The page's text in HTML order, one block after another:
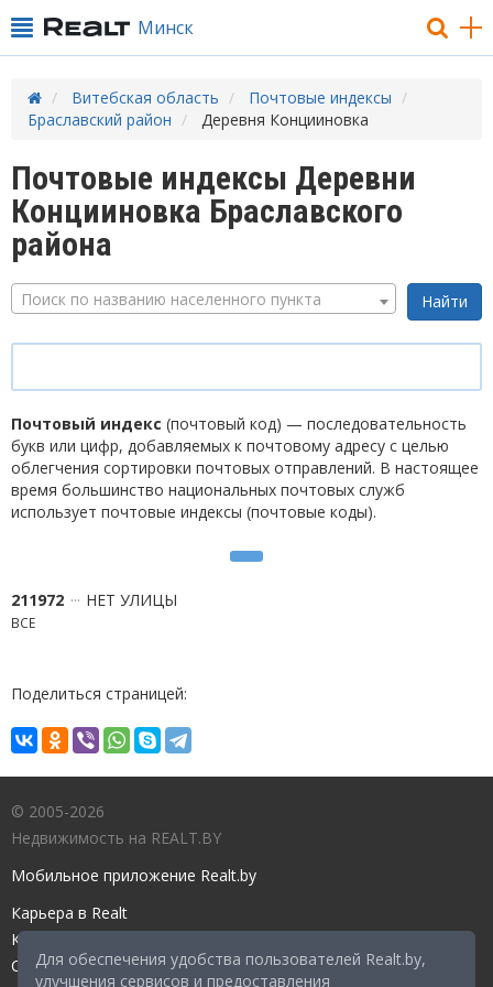
Для обеспечения удобства пользователей Realt.by,
улучшения сервисов и предоставления
Минск
Витебская область
Почтовые индексы
Браславский район
Деревня Концииновка
Почтовые индексы Деревни
Концииновка Браславского
района
Поиск по названию населенного пункта
Почтовый индекс (почтовый код) — последовательность
букв или цифр, добавляемых к почтовому адресу с целью
облегчения сортировки почтовых отправлений. В настоящее
время большинство национальных почтовых служб
использует почтовые индексы (почтовые коды).
211972 НЕТ УЛИЦЫ
ВСЕ
Поделиться страницей:
© 2005-2026
Недвижимость на REALT.BY
Мобильное приложение Realt.by
Карьера в Realt
Контакты редакции
Справочный центр